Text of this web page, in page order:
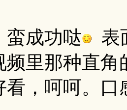
蛮成功哒
表
频里那种直
看，呵呵。